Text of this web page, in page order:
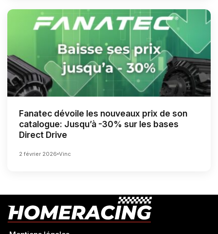
Fanatec dévoile les nouveaux prix de son
catalogue: Jusqu’à -30% sur les bases
Direct Drive
2 février 2026 Vinc